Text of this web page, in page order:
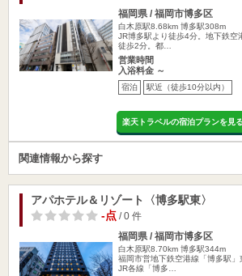
福岡県 / 福岡市博多区
白木原駅8.68km 博多駅308m
JR博多駅より徒歩4分。地下鉄空
徒歩2分。都…
営業時間
入浴料金 ～
宿泊 駅近（徒歩10分以内）
楽天トラベルの宿泊プランを見る
関連情報から探す
アパホテル＆リゾート〈博多駅東〉
-点/ 0 件
福岡県 / 福岡市博多区
白木原駅8.70km 博多駅344m
福岡市営地下鉄空港線「博多駅
JR各線「博多…